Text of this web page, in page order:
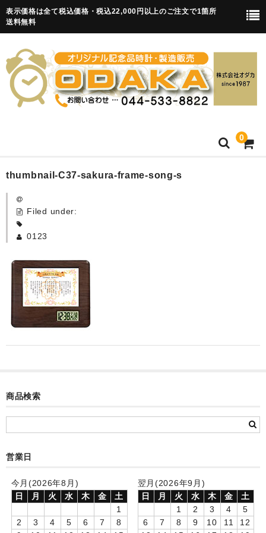
表示価格は全て税込価格・税込22,000円以上のご注文で1箇所
送料無料
0
HOME
卒園記念品
カード付フォトフレームクロック(集合)
目覚まし時計(集合＋個別)
メロディ時計(集合)
お絵かきギャラリープラス(絵＋個別)
お絵かきギャラリー
自作オリジナル時計
thumbnail-C37-sakura-frame-song-s
Filed under:
0123
商品検索
営業日
今月(2026年8月)
日
月 火 水 木 金
土
1
2
3 4 5 6 7
8
翌月(2026年9月)
日
月 火 水 木 金
土
1
2 3 4
5
6
7 8 9 10 11
12